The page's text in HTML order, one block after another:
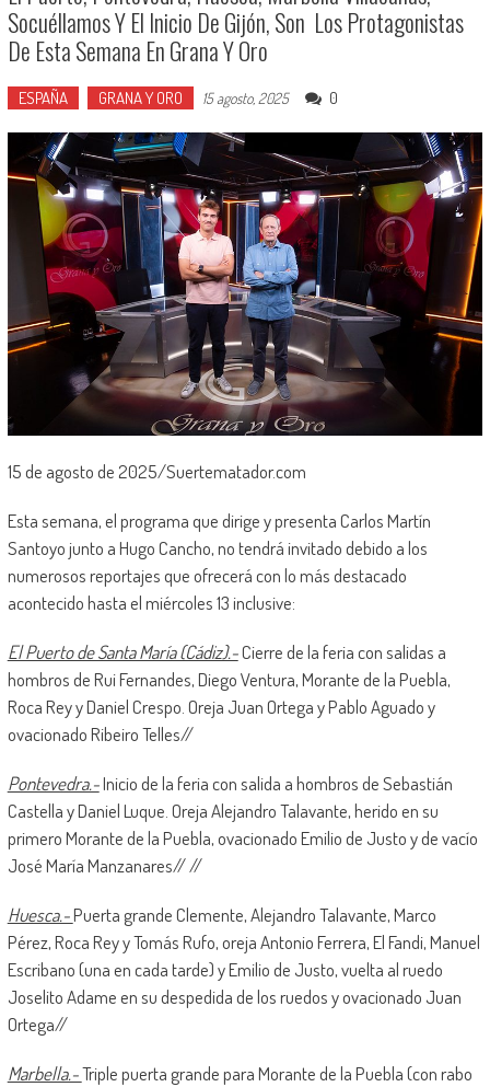
Socuéllamos Y El Inicio De Gijón, Son Los Protagonistas
De Esta Semana En Grana Y Oro
ESPAÑA GRANA Y ORO 15 agosto, 2025 0
15 de agosto de 2025/Suertematador.com
Esta semana, el programa que dirige y presenta Carlos Martín
Santoyo junto a Hugo Cancho, no tendrá invitado debido a los
numerosos reportajes que ofrecerá con lo más destacado
acontecido hasta el miércoles 13 inclusive:
El Puerto de Santa María (Cádiz).-Cierre de la feria con salidas a
hombros de Rui Fernandes, Diego Ventura, Morante de la Puebla,
Roca Rey y Daniel Crespo. Oreja Juan Ortega y Pablo Aguado y
ovacionado Ribeiro Telles//
Pontevedra.-Inicio de la feria con salida a hombros de Sebastián
Castella y Daniel Luque. Oreja Alejandro Talavante, herido en su
primero Morante de la Puebla, ovacionado Emilio de Justo y de vacío
José María Manzanares// //
Huesca.-Puerta grande Clemente, Alejandro Talavante, Marco
Pérez, Roca Rey y Tomás Rufo, oreja Antonio Ferrera, El Fandi, Manuel
Escribano (una en cada tarde) y Emilio de Justo, vuelta al ruedo
Joselito Adame en su despedida de los ruedos y ovacionado Juan
Ortega//
Marbella.-Triple puerta grande para Morante de la Puebla (con rabo